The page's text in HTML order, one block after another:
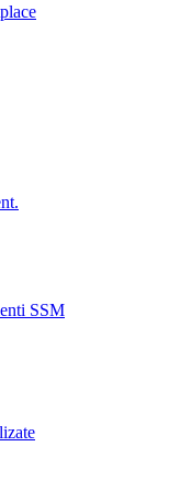
SSM